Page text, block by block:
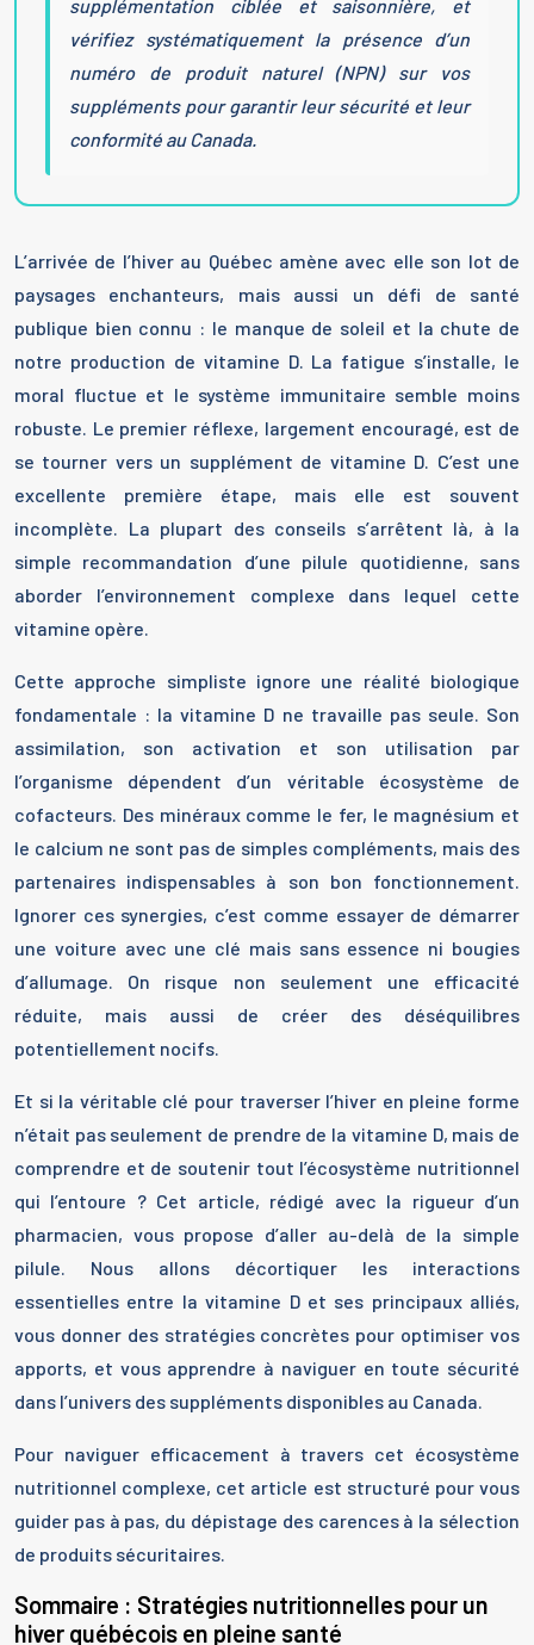
supplémentation ciblée et saisonnière, et
vérifiez systématiquement la présence d’un
numéro de produit naturel (NPN) sur vos
suppléments pour garantir leur sécurité et leur
conformité au Canada.
L’arrivée de l’hiver au Québec amène avec elle son lot de
paysages enchanteurs, mais aussi un défi de santé
publique bien connu : le manque de soleil et la chute de
notre production de vitamine D. La fatigue s’installe, le
moral fluctue et le système immunitaire semble moins
robuste. Le premier réflexe, largement encouragé, est de
se tourner vers un supplément de vitamine D. C’est une
excellente première étape, mais elle est souvent
incomplète. La plupart des conseils s’arrêtent là, à la
simple recommandation d’une pilule quotidienne, sans
aborder l’environnement complexe dans lequel cette
vitamine opère.
Cette approche simpliste ignore une réalité biologique
fondamentale : la vitamine D ne travaille pas seule. Son
assimilation, son activation et son utilisation par
l’organisme dépendent d’un véritable écosystème de
cofacteurs. Des minéraux comme le fer, le magnésium et
le calcium ne sont pas de simples compléments, mais des
partenaires indispensables à son bon fonctionnement.
Ignorer ces synergies, c’est comme essayer de démarrer
une voiture avec une clé mais sans essence ni bougies
d’allumage. On risque non seulement une efficacité
réduite, mais aussi de créer des déséquilibres
potentiellement nocifs.
Et si la véritable clé pour traverser l’hiver en pleine forme
n’était pas seulement de prendre de la vitamine D, mais de
comprendre et de soutenir tout l’écosystème nutritionnel
qui l’entoure ? Cet article, rédigé avec la rigueur d’un
pharmacien, vous propose d’aller au-delà de la simple
pilule. Nous allons décortiquer les interactions
essentielles entre la vitamine D et ses principaux alliés,
vous donner des stratégies concrètes pour optimiser vos
apports, et vous apprendre à naviguer en toute sécurité
dans l’univers des suppléments disponibles au Canada.
Pour naviguer efficacement à travers cet écosystème
nutritionnel complexe, cet article est structuré pour vous
guider pas à pas, du dépistage des carences à la sélection
de produits sécuritaires.
Sommaire : Stratégies nutritionnelles pour un
hiver québécois en pleine santé